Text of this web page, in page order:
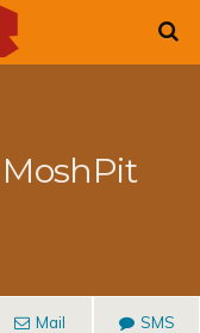
Mail SMS